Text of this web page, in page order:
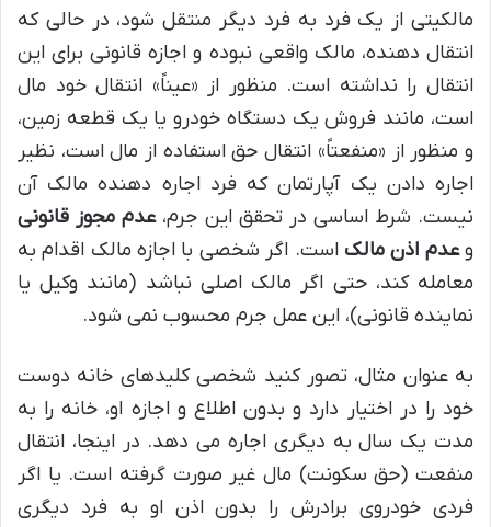
مالکیتی از یک فرد به فرد دیگر منتقل شود، در حالی که
انتقال دهنده، مالک واقعی نبوده و اجازه قانونی برای این
انتقال را نداشته است. منظور از «عیناً» انتقال خود مال
است، مانند فروش یک دستگاه خودرو یا یک قطعه زمین،
و منظور از «منفعتاً» انتقال حق استفاده از مال است، نظیر
اجاره دادن یک آپارتمان که فرد اجاره دهنده مالک آن
نیست. شرط اساسی در تحقق این جرم،عدم مجوز قانونی
وعدم اذن مالک است. اگر شخصی با اجازه مالک اقدام به
معامله کند، حتی اگر مالک اصلی نباشد (مانند وکیل یا
نماینده قانونی)، این عمل جرم محسوب نمی شود.
به عنوان مثال، تصور کنید شخصی کلیدهای خانه دوست
خود را در اختیار دارد و بدون اطلاع و اجازه او، خانه را به
مدت یک سال به دیگری اجاره می دهد. در اینجا، انتقال
منفعت (حق سکونت) مال غیر صورت گرفته است. یا اگر
فردی خودروی برادرش را بدون اذن او به فرد دیگری